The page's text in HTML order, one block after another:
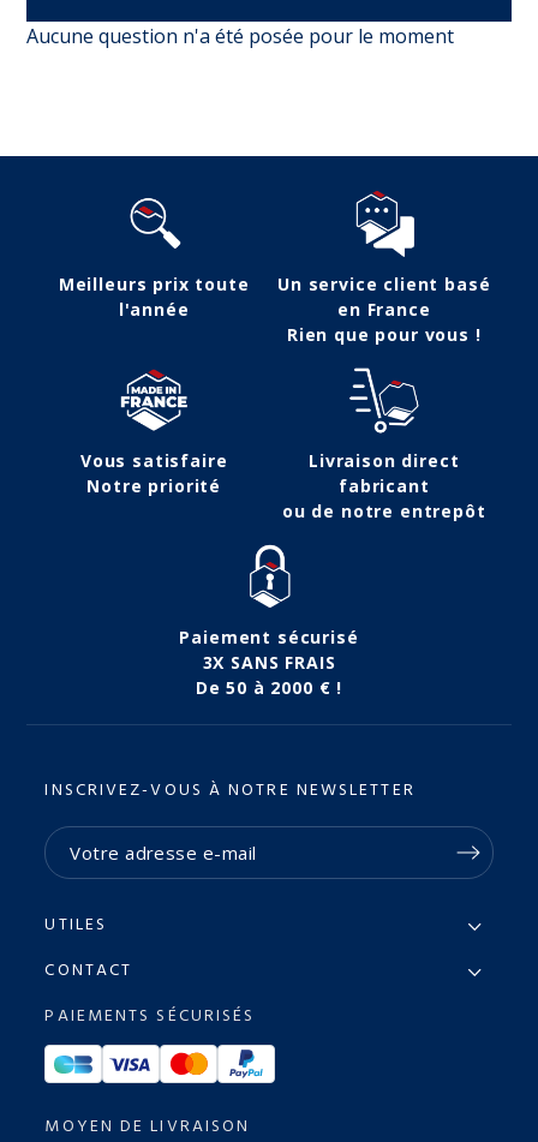
Aucune question n'a été posée pour le moment
Meilleurs prix toute
l'année
Un service client basé
en France
Rien que pour vous !
Vous satisfaire
Notre priorité
Livraison direct
fabricant
ou de notre entrepôt
Paiement sécurisé
3X SANS FRAIS
De 50 à 2000 € !
INSCRIVEZ-VOUS À NOTRE NEWSLETTER
UTILES
CONTACT
PAIEMENTS SÉCURISÉS
MOYEN DE LIVRAISON